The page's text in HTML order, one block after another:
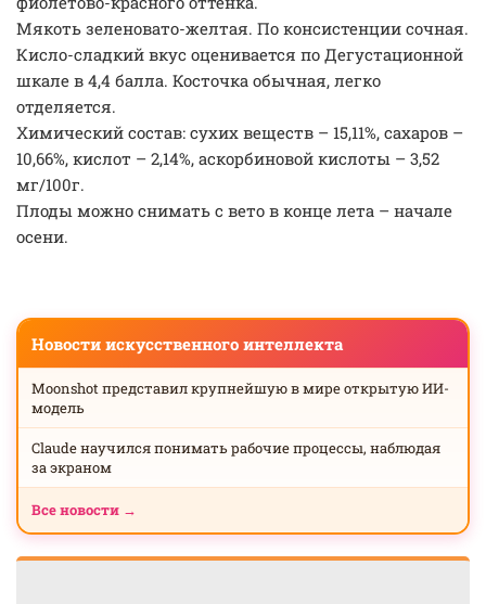
Мякоть зеленовато-желтая. По консистенции сочная.
Кисло-сладкий вкус оценивается по Дегустационной
шкале в 4,4 балла. Косточка обычная, легко
отделяется.
Химический состав: сухих веществ – 15,11%, сахаров –
10,66%, кислот – 2,14%, аскорбиновой кислоты – 3,52
мг/100г.
Плоды можно снимать с вето в конце лета – начале
осени.
Новости искусственного интеллекта
Moonshot представил крупнейшую в мире открытую ИИ-
модель
Claude научился понимать рабочие процессы, наблюдая
за экраном
Все новости →